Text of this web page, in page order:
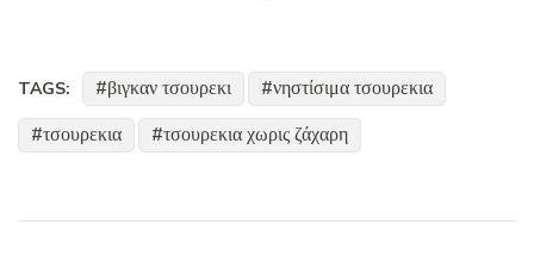
TAGS: βιγκαν τσουρεκι
νηστίσιμα τσουρεκια
τσουρεκια
τσουρεκια χωρις ζάχαρη